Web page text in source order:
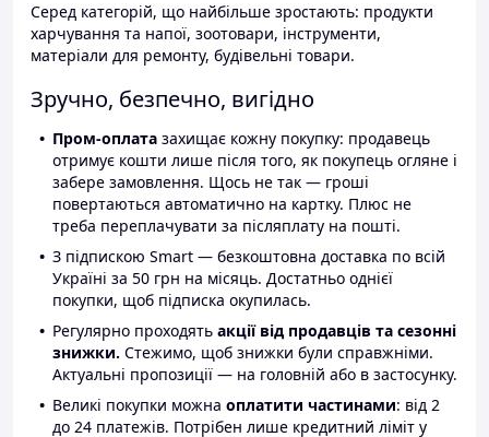
Серед категорій, що найбільше зростають: продукти
харчування та напої, зоотовари, інструменти,
матеріали для ремонту, будівельні товари.
Зручно, безпечно, вигідно
Пром-оплата захищає кожну покупку: продавець
отримує кошти лише після того, як покупець огляне і
забере замовлення. Щось не так — гроші
повертаються автоматично на картку. Плюс не
треба переплачувати за післяплату на пошті.
З підпискою Smart — безкоштовна доставка по всій
Україні за 50 грн на місяць. Достатньо однієї
покупки, щоб підписка окупилась.
Регулярно проходять акції від продавців та сезонні
знижки. Стежимо, щоб знижки були справжніми.
Актуальні пропозиції — на головній або в застосунку.
Великі покупки можна оплатити частинами: від 2
до 24 платежів. Потрібен лише кредитний ліміт у